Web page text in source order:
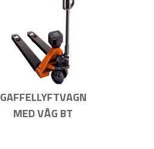
GAFFELLYFTVAGN
MED VÅG BT